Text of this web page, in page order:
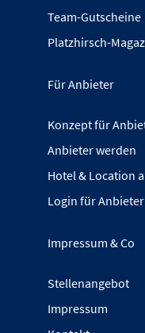
Team-Gutscheine
Platzhirsch-
Für Anbieter
Konzept für
Anbieter werden
Hotel & Location
Login für Anbieter
Impressum & Co
Stellenangebot
Impressum